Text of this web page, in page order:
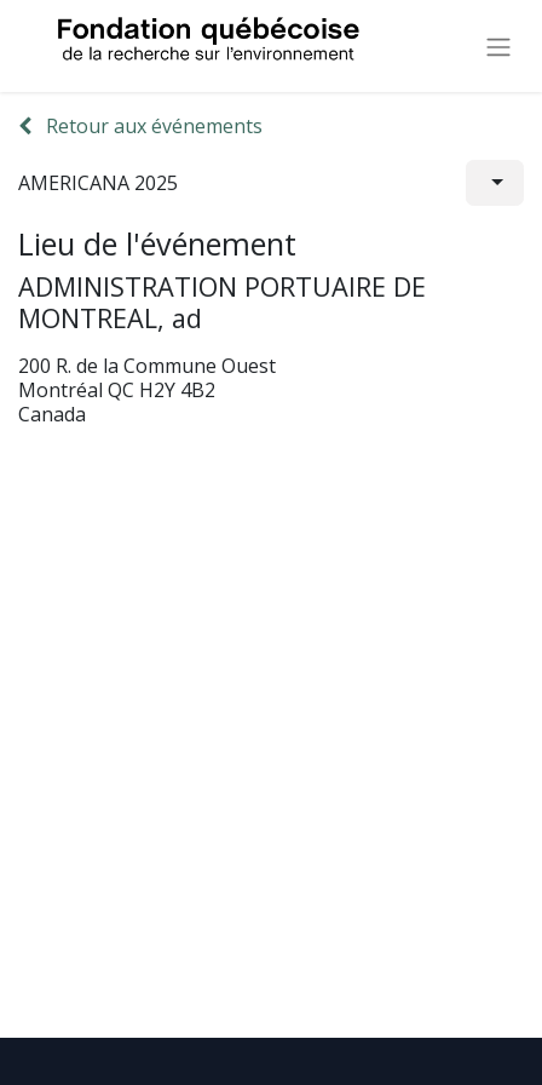
Retour aux événements
AMERICANA 2025
Lieu de l'événement
ADMINISTRATION PORTUAIRE DE
MONTREAL, ad
200 R. de la Commune Ouest
Montréal QC H2Y 4B2
Canada